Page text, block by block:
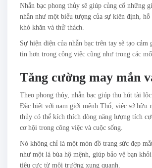
Nhẫn bạc phong thủy sẽ giúp củng cố những
nhẫn như một biểu tượng của sự kiên định,
khó khăn và thử thách.
Sự hiện diện của nhẫn bạc trên tay sẽ tạo cảm
tin hơn trong công việc cũng như trong các
Tăng cường may mắn
Theo phong thủy, nhẫn bạc giúp thu hút tài
Đặc biệt với nam giới mệnh Thổ, việc sở hữu
thủy có thể kích thích dòng năng lượng tích
cơ hội trong công việc và cuộc sống.
Nó không chỉ là một món đồ trang sức đẹp
như một lá bùa hộ mệnh, giúp bảo vệ bạn
tiêu cực từ môi trường xung quanh.